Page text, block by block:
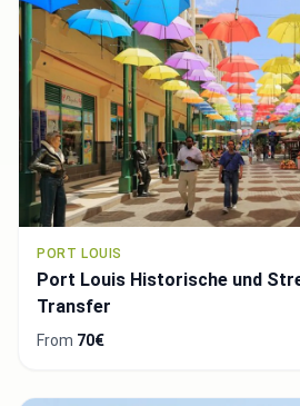
PORT LOUIS
Port Louis Historische und
Transfer
From 70€